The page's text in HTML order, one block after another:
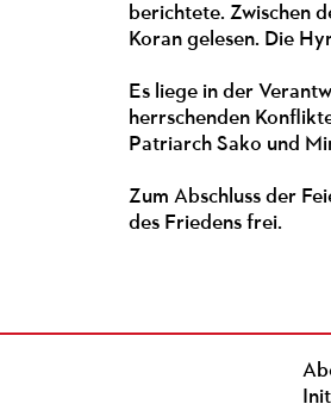
berichtete. Zwischen
Koran gelesen. Die
Es liege in der
herrschenden
Patriarch Sako und
Zum Abschluss der
des Friedens frei.